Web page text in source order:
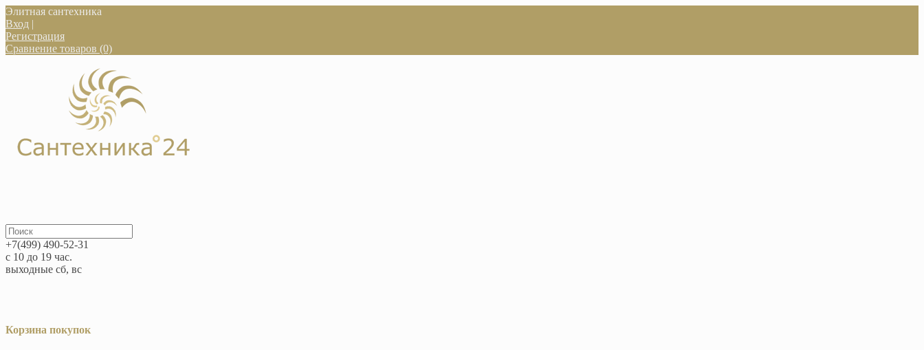
Элитная сантехника
Вход |
Регистрация
Сравнение товаров (0)
+7(499) 490-52-31
с 10 до 19 час.
выходные сб, вс
Корзина покупок